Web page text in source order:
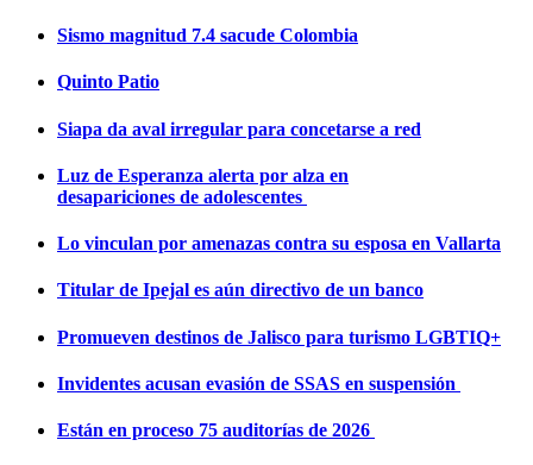
Sismo magnitud 7.4 sacude Colombia
Quinto Patio
Siapa da aval irregular para concetarse a red
Luz de Esperanza alerta por alza en
desapariciones de adolescentes
Lo vinculan por amenazas contra su esposa en Vallarta
Titular de Ipejal es aún directivo de un banco
Promueven destinos de Jalisco para turismo LGBTIQ+
Invidentes acusan evasión de SSAS en suspensión
Están en proceso 75 auditorías de 2026